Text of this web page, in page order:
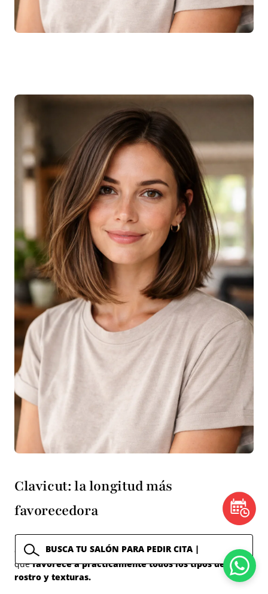
Clavicut: la longitud más
favorecedora
El clavicut, busca besar exactamente la línea de la
clavícula, convirtiéndose en el corte de transición perfecto
quefavorece a prácticamente todos los tipos de
rostro y texturas.